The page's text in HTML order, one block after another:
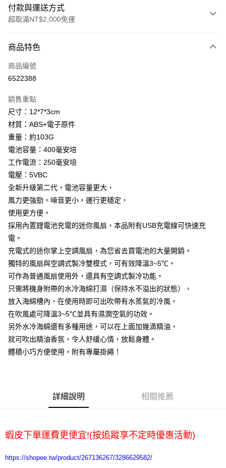
付款與運送方式
超取滿NT$2,000免運
信用卡一次付款
超商取貨付款
悠遊付
ATM付款
運送方式
每筆NT$65，滿NT$2,000(含以上)免運費
7-11取貨付款
每筆NT$65，滿NT$2,000(含以上)免運費
宅配
每筆NT$100，滿NT$2,000(含以上)免運費
商品特色
商品編號
6522388
銷售重點
尺寸：12*7*3cm
材質：ABS+電子原件
重量：約103G
電池容量：400毫安培
工作電流：250毫安培
電壓：5VBC
全新升級第二代，電池容量更大，
風力更強勁，噪音更小，運行更穩定，
使用更方便。
採用內置鋰電池充電的迷你風扇，本品附有USB充電線可快速充
電。
充電式的迷你掌上空調風扇，為您省去買電池的大量開銷。
獨特的風扇與空調式製冷雙模式，可有效降溫3~5℃。
可作為普通風扇使用外，還具有空調式製冷功能。
只需將機身附帶的水冷海綿打濕（保持水不溢出的狀態），
放入海綿槽內，在使用時即可出吹帶有水蒸氣的冷風，
在吹風處可降溫3~5℃並具有濕潤空氣的功效。
另外水冷海綿還有多種用途，可以在上面加幾滴精油，
就可吹出精油香氛，令人舒緩心情，放鬆身體。
體積小巧方便使用，附有專屬掛繩！
詳細說明 相關推薦
蝦皮下單運費更便宜!(按追蹤享不定時優惠活動)
https://shopee.tw/product/267136267/3286629582/